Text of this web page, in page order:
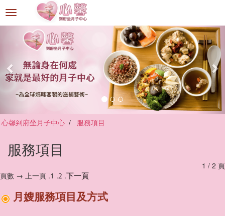
選
單
心馨到府坐月子中心 服務項目
服務項目
1 / 2 頁
頁數 → 上一頁 .1 .2 .下一頁
月嫂服務項目及方式